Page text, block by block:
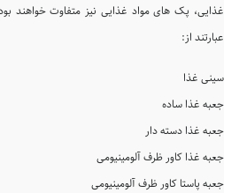
غذایی، پک های مواد غذایی نیز متفاوت خواهند
عبارتند از:
سینی غذا
جعبه غذا ساده
جعبه غذا دسته دار
جعبه غذا کاور ظرف آلومینیومی
جعبه پاستا کاور ظرف آلومینیومی